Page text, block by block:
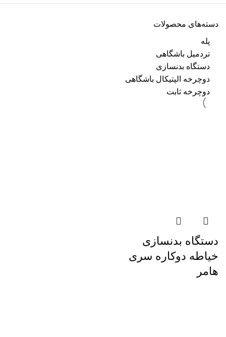
دسته‌های محصولات
پله
تردمیل باشگاهی
دستگاه بدنسازی
دوچرخه الپتیکال باشگاهی
دوچرخه ثابت
دستگاه بدنسازی
خیاطه دوکاره سری
هامر